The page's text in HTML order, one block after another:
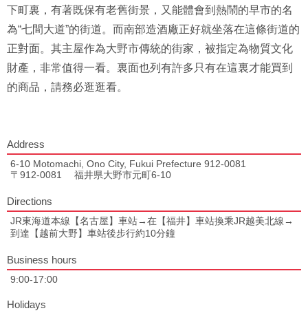
下町裏，有著既保有老舊街景，又能體會到熱鬧的早市的名
為“七間大道”的街道。而南部造酒廠正好就坐落在這條街道的
正對面。其主屋作為大野市傳統的街家，被指定為物質文化
財產，非常值得一看。裏面也列有許多只有在這裏才能買到
的商品，請務必逛逛看。
Address
6-10 Motomachi, Ono City, Fukui Prefecture 912-0081
〒912-0081 福井県大野市元町6-10
Directions
JR東海道本線【名古屋】車站→在【福井】車站換乘JR越美北線→
到達【越前大野】車站後步行約10分鐘
Business hours
9:00-17:00
Holidays